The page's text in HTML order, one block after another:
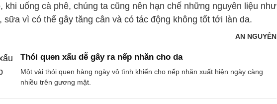
khi uống cà phê, chúng ta cũng nên hạn chế những nguyên liệu như
sữa vì có thể gây tăng cân và có tác động không tốt tới làn da.
AN NGUYÊN
Thói quen xấu dễ gây ra nếp nhăn cho da
Một vài thói quen hàng ngày vô tình khiến cho nếp nhăn xuất hiện ngày càng
nhiều trên gương mặt.